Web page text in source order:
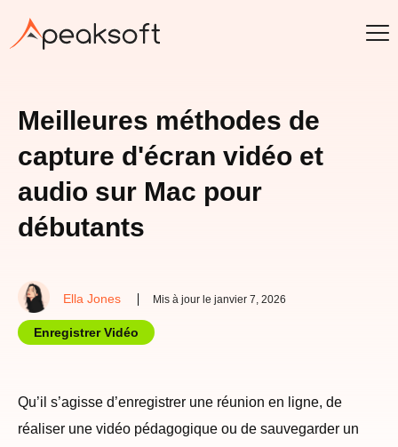
Meilleures méthodes de
capture d'écran vidéo et
audio sur Mac pour
débutants
Ella Jones Mis à jour le janvier 7, 2026
Enregistrer Vidéo
Qu’il s’agisse d’enregistrer une réunion en ligne, de
réaliser une vidéo pédagogique ou de sauvegarder un